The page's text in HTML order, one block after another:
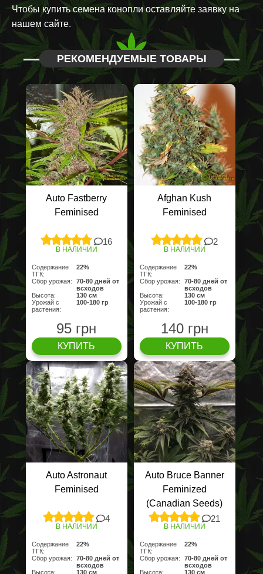
Чтобы купить семена конопли оставляйте заявку на
нашем сайте.
РЕКОМЕНДУЕМЫЕ ТОВАРЫ
Auto Fastberry
Feminised
16
В НАЛИЧИИ
Содержание
ТГК:
22%
Сбор урожая:
70-80 дней от
всходов
Высота:
130 cм
Урожай с
растения:
100-180 гр
95 грн
КУПИТЬ
Afghan Kush
Feminised
2
В НАЛИЧИИ
Содержание
ТГК:
22%
Сбор урожая:
70-80 дней от
всходов
Высота:
130 cм
Урожай с
растения:
100-180 гр
140 грн
КУПИТЬ
Auto Astronaut
Feminised
4
В НАЛИЧИИ
Содержание
ТГК:
22%
Сбор урожая:
70-80 дней от
всходов
Высота:
130 cм
Auto Bruce Banner
Feminized
(Canadian Seeds)
21
В НАЛИЧИИ
Содержание
ТГК:
22%
Сбор урожая:
70-80 дней от
всходов
Высота:
130 cм